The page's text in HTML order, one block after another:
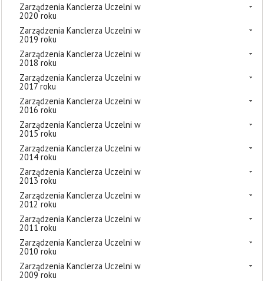
Zarządzenia Kanclerza Uczelni w
2020 roku
Zarządzenia Kanclerza Uczelni w
2019 roku
Zarządzenia Kanclerza Uczelni w
2018 roku
Zarządzenia Kanclerza Uczelni w
2017 roku
Zarządzenia Kanclerza Uczelni w
2016 roku
Zarządzenia Kanclerza Uczelni w
2015 roku
Zarządzenia Kanclerza Uczelni w
2014 roku
Zarządzenia Kanclerza Uczelni w
2013 roku
Zarządzenia Kanclerza Uczelni w
2012 roku
Zarządzenia Kanclerza Uczelni w
2011 roku
Zarządzenia Kanclerza Uczelni w
2010 roku
Zarządzenia Kanclerza Uczelni w
2009 roku